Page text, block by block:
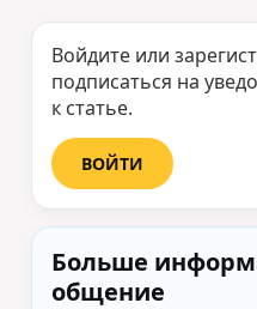
Войдите или
подписаться на
к статье.
ВОЙТИ
Больше
общение